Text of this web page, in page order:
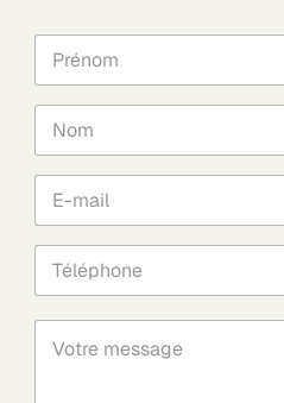
P
é
n
m
*
N
m
*
E
m
a
l
*
T
l
é
V